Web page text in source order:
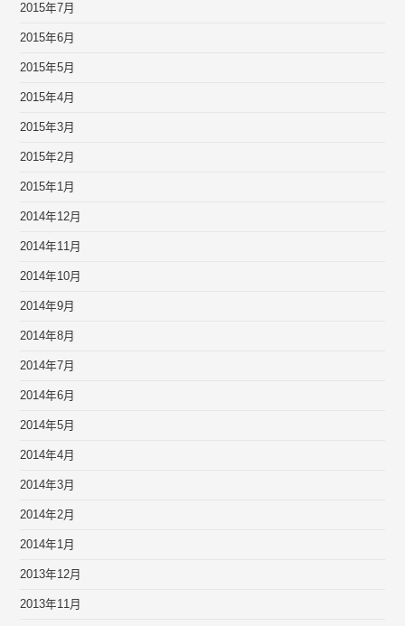
2015年7月
2015年6月
2015年5月
2015年4月
2015年3月
2015年2月
2015年1月
2014年12月
2014年11月
2014年10月
2014年9月
2014年8月
2014年7月
2014年6月
2014年5月
2014年4月
2014年3月
2014年2月
2014年1月
2013年12月
2013年11月